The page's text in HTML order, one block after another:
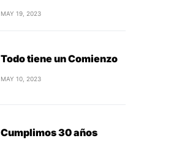
MAY 19, 2023
Todo tiene un Comienzo
MAY 10, 2023
Cumplimos 30 años